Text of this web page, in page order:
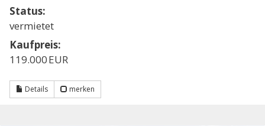
Status:
vermietet
Kaufpreis:
119.000 EUR
Details merken